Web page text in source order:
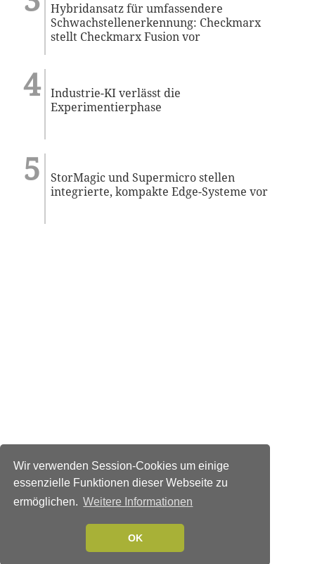
Wir verwenden Session-Cookies um einige
essenzielle Funktionen dieser Webseite zu
ermöglichen. Weitere Informationen
OK
Hybridansatz für umfassendere
Schwachstellenerkennung: Checkmarx
stellt Checkmarx Fusion vor
Industrie-KI verlässt die
Experimentierphase
StorMagic und Supermicro stellen
integrierte, kompakte Edge-Systeme vor